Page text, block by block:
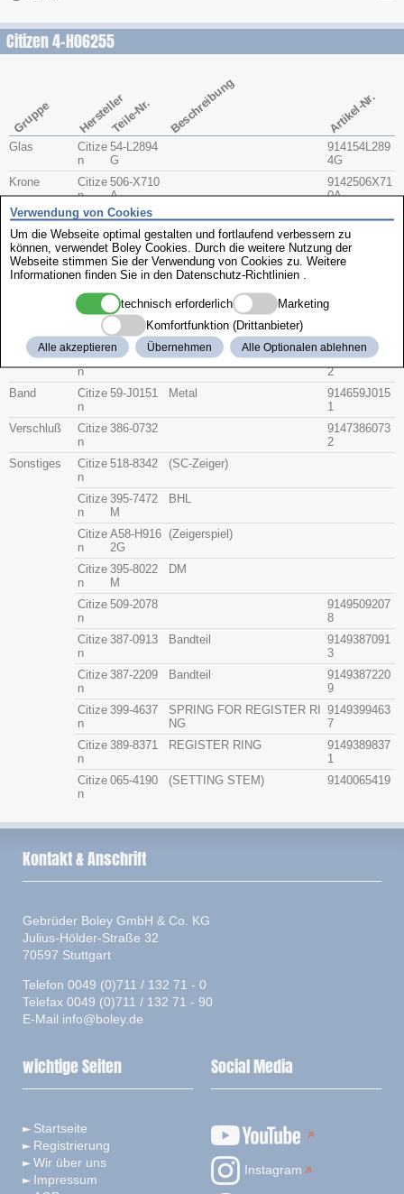
Citizen 4-H06255
Gruppe HerstellerTeile-Nr. Beschreibung Artikel-Nr.
Glas
Citize
n
54-L2894
G
914154L289
4G
Krone
Citize
n
506-X710
A
9142506X71
0A
Bodendichtu
ng
Citize
n
393-0205 Dichtung
9143393002
11
Citize
n
392-0958
9143392095
8
n
0
Citize
n
390-0069
SPALTSCHEIBEN FÜR DRÜ
CKER
Citize
n
508-4042
9145508404
2
Band
Citize
n
59-J0151 Metal
914659J015
1
Verschluß
Citize
n
386-0732
9147386073
2
Sonstiges
Citize
n
518-8342 (SC-Zeiger)
Citize
n
395-7472
M
BHL
Citize
n
A58-H916
2G
(Zeigerspiel)
Citize
n
395-8022
M
DM
Citize
n
509-2078
9149509207
8
Citize
n
387-0913 Bandteil
9149387091
3
Citize
n
387-2209 Bandteil
9149387220
9
Citize
n
399-4637
SPRING FOR REGISTER RI
NG
9149399463
7
Citize
n
389-8371 REGISTER RING
9149389837
1
Citize
n
065-4190 (SETTING STEM) 9140065419
Verwendung von Cookies
Um die Webseite optimal gestalten und fortlaufend verbessern zu
können, verwendet Boley Cookies. Durch die weitere Nutzung der
Webseite stimmen Sie der Verwendung von Cookies zu. Weitere
Informationen finden Sie in den Datenschutz-Richtlinien
technisch erforderlich
Marketing
Komfortfunktion (Drittanbieter)
Alle akzeptieren Übernehmen Alle Optionalen ablehnen
Kontakt & Anschrift
Gebrüder Boley GmbH & Co. KG
Julius-Hölder-Straße 32
70597 Stuttgart
Telefon 0049 (0)711 / 132 71 - 0
Telefax 0049 (0)711 / 132 71 - 90
E-Mail info@boley.de
wichtige Seiten
Startseite
Registrierung
Wir über uns
Impressum
Social Media
Instagram